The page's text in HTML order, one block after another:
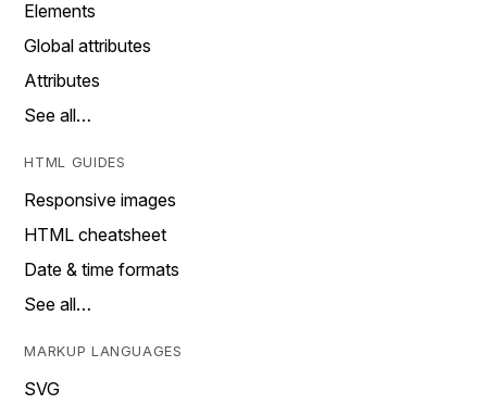
Elements
Global attributes
Attributes
See all…
HTML GUIDES
Responsive images
HTML cheatsheet
Date & time formats
See all…
MARKUP LANGUAGES
SVG